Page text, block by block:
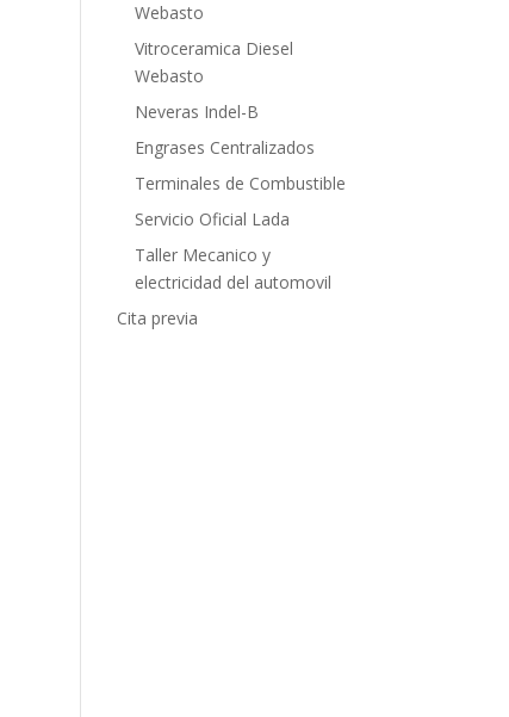
Webasto
Vitroceramica Diesel
Webasto
Neveras Indel-B
Engrases Centralizados
Terminales de Combustible
Servicio Oficial Lada
Taller Mecanico y
electricidad del automovil
Cita previa